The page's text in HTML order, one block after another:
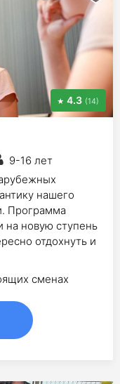
4.3 (14)
9-16 лет
нашего
Программа
на новую ступень
отдохнуть и
сменах